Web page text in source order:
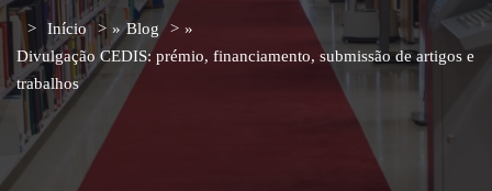
Início » Blog
»
Divulgação CEDIS: prémio, financiamento, submissão de artigos e
trabalhos